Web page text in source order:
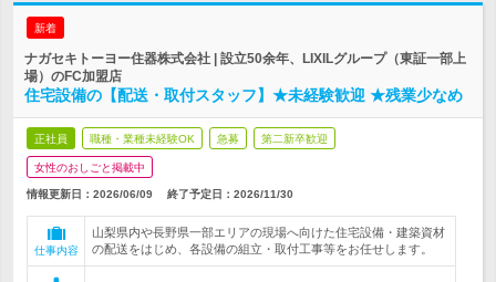
新着
ナガセキトーヨー住器株式会社 | 設立50余年、LIXILグループ（東証一部上
場）のFC加盟店
住宅設備の【配送・取付スタッフ】★未経験歓迎 ★残業少なめ
正社員 職種・業種未経験OK 急募 第二新卒歓迎
女性のおしごと掲載中
情報更新日：2026/06/09 終了予定日： 2026/11/30
仕事内容
山梨県内や長野県一部エリアの現場へ向けた住宅設備・建築資材
の配送をはじめ、各設備の組立・取付工事等をお任せします。